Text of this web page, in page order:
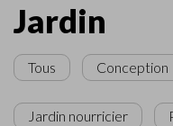
Jardin
Tous Conception
Jardin nourricier